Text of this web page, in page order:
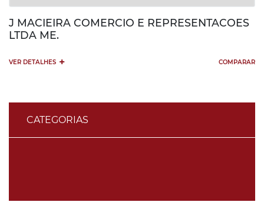
CATEGORIAS
J MACIEIRA COMERCIO E REPRESENTACOES
LTDA ME.
VER DETALHES + COMPARAR